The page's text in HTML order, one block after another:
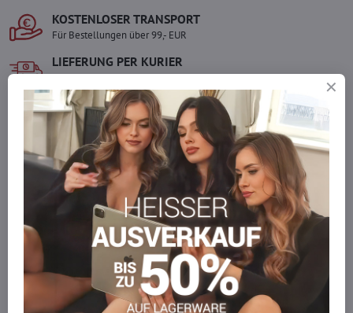
KOSTENLOSER TRANSPORT
Für Bestellungen über 99,- EUR
LIEFERUNG PER KURIER
Schnell und direkt nach Hause.
SICHERE ZAHLUNGEN
Gesicherte Online-Zahlungen
Ware auf Lager
Wir versenden sofort
Werden Sie Teil von everlady
Werden Sie Teil von everlady und genießen Sie einen
5 %
Mitgliedervorteilbei jedem Einkauf.
Der Vorteil wird automatisch im Warenkorb angewendet.
Möchten Sie mehr bestellen, als wir
auf Lager haben?